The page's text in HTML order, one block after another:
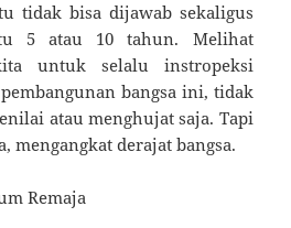
tidak bisa dijawab sekaligus
5 atau 10 tahun. Melihat
untuk selalu instropeksi
bangsa ini, tidak
atau menghujat saja. Tapi
mengangkat derajat bangsa.
Remaja